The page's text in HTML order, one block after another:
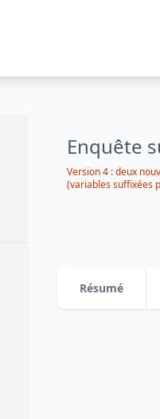
Enquête
Version 4 : deux
(variables suffixées
Résumé